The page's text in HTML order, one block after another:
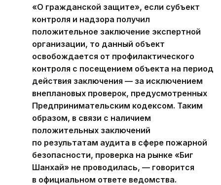
«О гражданской защите», если субъект
контроля и надзора получил
положительное заключение экспертной
организации, то данный объект
освобождается от профилактического
контроля с посещением объекта на период
действия заключения — за исключением
внеплановых проверок, предусмотренных
Предпринимательским кодексом. Таким
образом, в связи с наличием
положительных заключений
по результатам аудита в сфере пожарной
безопасности, проверка на рынке «Биг
Шанхай» не проводилась, — говорится
в официальном ответе ведомства.